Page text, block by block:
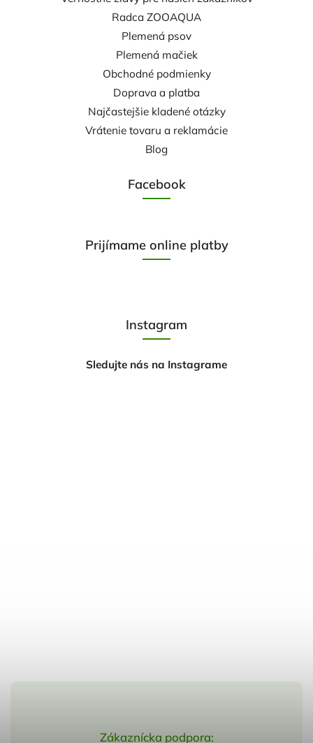
Zákaznícka podpora:
Radca ZOOAQUA
Plemená psov
Plemená mačiek
Obchodné podmienky
Doprava a platba
Najčastejšie kladené otázky
Vrátenie tovaru a reklamácie
Blog
Facebook
Prijímame online platby
Instagram
Sledujte nás na Instagrame